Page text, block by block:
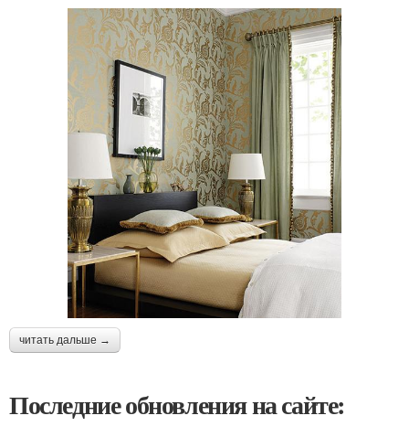
читать дальше →
Последние обновления на сайте: